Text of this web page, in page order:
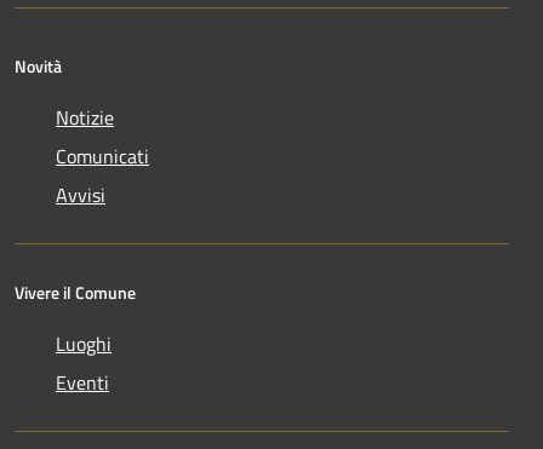
Novità
Notizie
Comunicati
Avvisi
Vivere il Comune
Luoghi
Eventi